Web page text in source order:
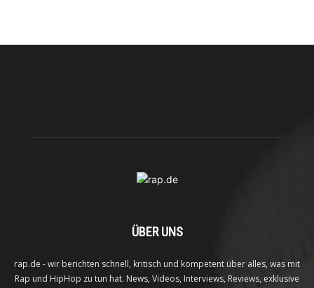
ÜBER UNS
rap.de - wir berichten schnell, kritisch und kompetent über alles, was mit
Rap und HipHop zu tun hat. News, Videos, Interviews, Reviews, exklusive